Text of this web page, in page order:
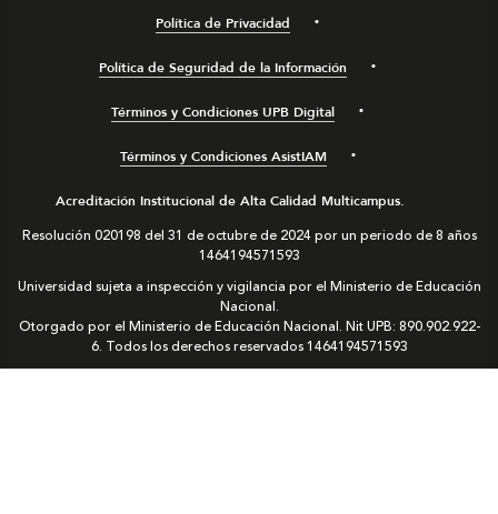
Política de Privacidad
Política de Seguridad de la Información
Términos y Condiciones UPB Digital
Términos y Condiciones AsistIAM
Acreditación Institucional de Alta Calidad Multicampus.
Resolución 020198 del 31 de octubre de 2024 por un periodo de 8 años
1464194571593
Universidad sujeta a inspección y vigilancia por el Ministerio de Educación
Nacional.
Otorgado por el Ministerio de Educación Nacional. Nit UPB: 890.902.922-
6. Todos los derechos reservados1464194571593